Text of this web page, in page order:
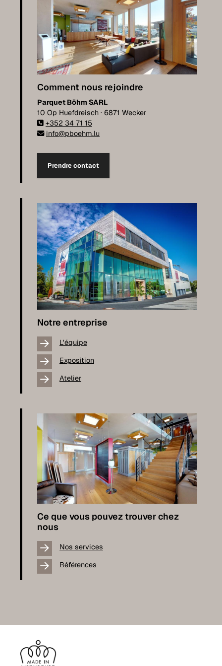
Comment nous rejoindre
Parquet Böhm SARL
10 Op Huefdreisch · 6871 Wecker
+352 34 71 15
info@pboehm.lu
Prendre contact
Notre entreprise
L'équipe
Exposition
Atelier
Ce que vous pouvez trouver chez
nous
Nos services
Références